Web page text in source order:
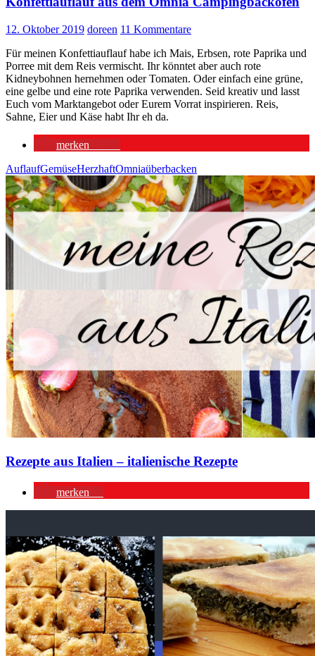
12. Oktober 2019 doreen 11 Kommentare
Für meinen Konfettiauflauf habe ich Mais, Erbsen, rote Paprika und
Porree mit dem Reis vermischt. Ihr könntet aber auch rote
Kidneybohnen hernehmen oder Tomaten. Oder einfach eine grüne,
eine gelbe und eine rote Paprika verwenden. Seid kreativ und lasst
Euch vom Marktangebot oder Eurem Vorrat inspirieren. Reis,
Sahne, Eier und Käse habt Ihr eh da.
merken
AuflaufGemüseHerzhaftOmniaüberbacken
Rezepte aus Italien – italienische Rezepte
merken